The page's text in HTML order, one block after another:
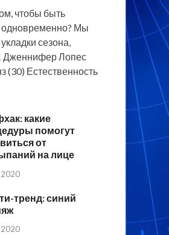
чтобы быть
одновременно? Мы
сезона,
Дженнифер Лопес
(30) Естественность
какие
помогут
от
на лице
тренд: синий